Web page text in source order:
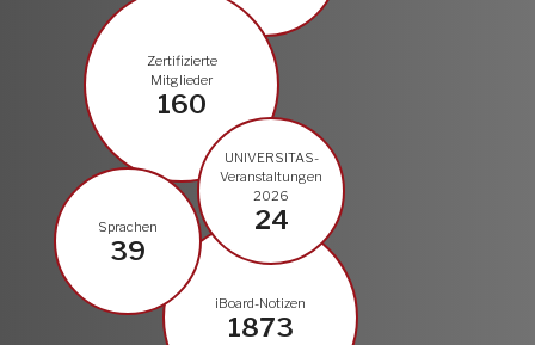
Sprachen
39
Zertifizierte
Mitglieder
160
UNIVERSITAS-
Veranstaltungen
2026
24
iBoard-Notizen
1873